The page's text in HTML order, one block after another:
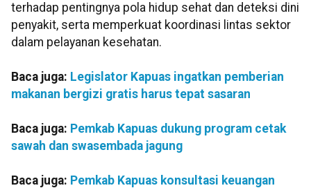
terhadap pentingnya pola hidup sehat dan deteksi dini
penyakit, serta memperkuat koordinasi lintas sektor
dalam pelayanan kesehatan.
Baca juga: Legislator Kapuas ingatkan pemberian
makanan bergizi gratis harus tepat sasaran
Baca juga: Pemkab Kapuas dukung program cetak
sawah dan swasembada jagung
Baca juga: Pemkab Kapuas konsultasi keuangan